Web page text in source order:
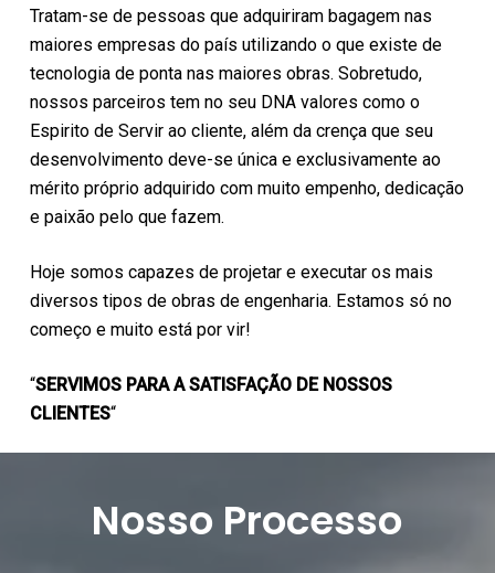
Tratam-se de pessoas que adquiriram bagagem nas
maiores empresas do país utilizando o que existe de
tecnologia de ponta nas maiores obras. Sobretudo,
nossos parceiros tem no seu DNA valores como o
Espirito de Servir ao cliente, além da crença que seu
desenvolvimento deve-se única e exclusivamente ao
mérito próprio adquirido com muito empenho, dedicação
e paixão pelo que fazem.
Hoje somos capazes de projetar e executar os mais
diversos tipos de obras de engenharia. Estamos só no
começo e muito está por vir!
“SERVIMOS PARA A SATISFAÇÃO DE NOSSOS
CLIENTES“
Nosso Processo